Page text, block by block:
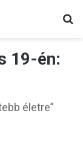
19-én:
életre”